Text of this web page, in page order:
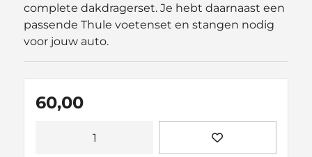
complete dakdragerset. Je hebt daarnaast een
passende Thule voetenset en stangen nodig
voor jouw auto.
60,00